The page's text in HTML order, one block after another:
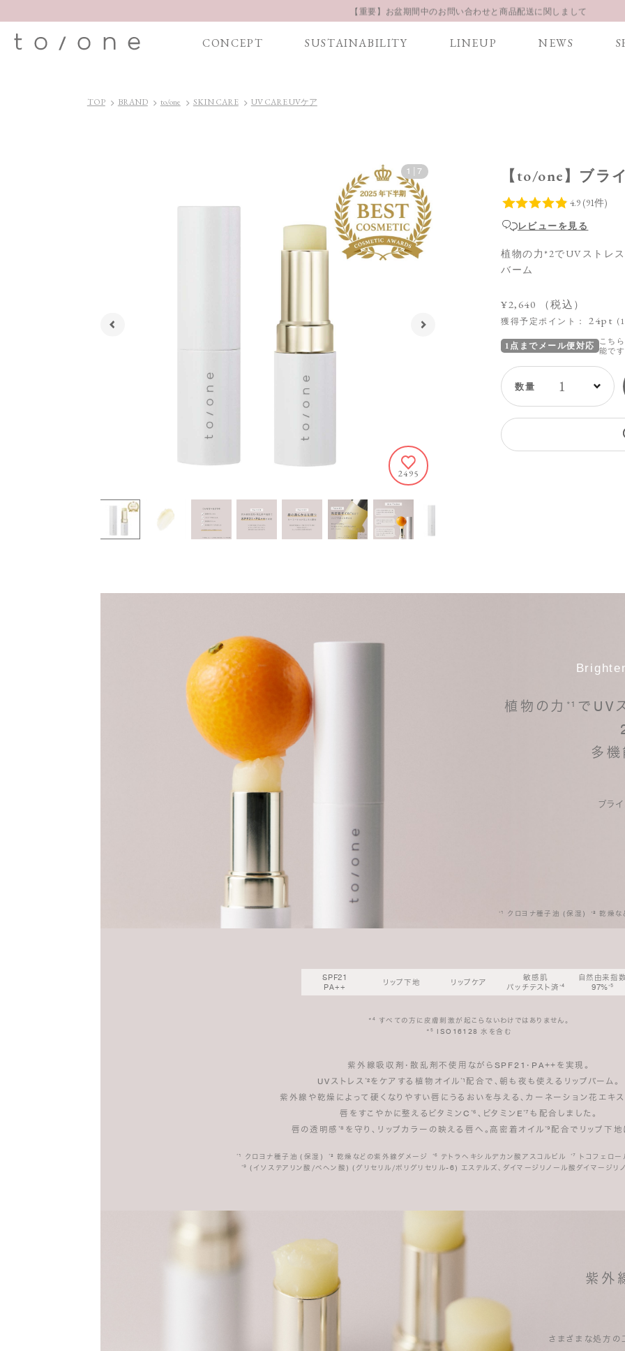
【重要】お盆期間中のお問い合わせと商品配送に関しまして
CONCEPT SUSTAINABILITY LINEUP NEWS
TOP BRAND to/one SKIN CARE UV CARE UVケア
1 |7
2495
【to/one】ブラ
レビューを見る
植物の力*2でUVストレ
バーム
¥2,640 （税込）
獲得予定ポイント： 24pt
1点までメール便対応 こち
能です
1
植物の力 *¹で UV
多
ブラ
* ¹ クロヨナ種子油 (保湿) *² 乾燥
SPF21
PA++
リップ下地 リップケア
敏感肌
パッチテスト済 *⁴
自然由来指
97% *⁵
*⁴ すべての方に皮膚刺激が起こらないわけではありません。
*⁵ ISO16128 水を含む
紫外線吸収剤・散乱剤不使用ながらSPF21・PA++を実現。
UVストレス *²をケアする植物オイル *¹配合で、朝も夜も使えるリップバーム。
紫外線や乾燥によって硬くなりやすい唇にうるおいを与える、カーネーション花エキ
唇をすこやかに整えるビタミンC *⁶、ビタミンE *⁷も配合しました。
唇の透明感 *⁸を守り、リップカラーの映える唇へ。高密着オイル *⁹配合でリップ下地
* ¹ クロヨナ種子油 (保湿) *² 乾燥などの紫外線ダメージ *⁶ テトラヘキシルデカン酸アスコルビル *⁷ トコフェロ
*⁹ (イソステアリン酸/ベヘン酸) (グリセリル/ポリグリセリル-6) エステルズ、ダイマージリノール酸ダイマージリ
紫外
さまざまな処方の